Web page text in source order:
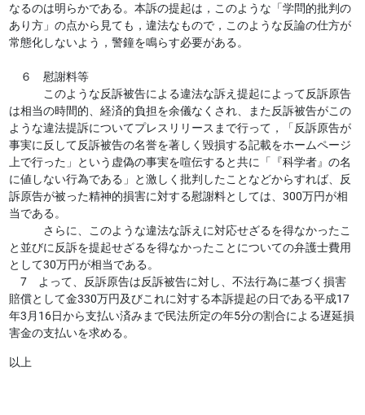
なるのは明らかである。本訴の提起は，このような「学問的批判の
あり方」の点から見ても，違法なもので，このような反論の仕方が
常態化しないよう，警鐘を鳴らす必要がある。
６ 慰謝料等
このような反訴被告による違法な訴え提起によって反訴原告
は相当の時間的、経済的負担を余儀なくされ、また反訴被告がこの
ような違法提訴についてプレスリリースまで行って，「反訴原告が
事実に反して反訴被告の名誉を著しく毀損する記載をホームページ
上で行った」という虚偽の事実を喧伝すると共に「『科学者』の名
に値しない行為である」と激しく批判したことなどからすれば、反
訴原告が被った精神的損害に対する慰謝料としては、300万円が相
当である。
さらに、このような違法な訴えに対応せざるを得なかったこ
と並びに反訴を提起せざるを得なかったことについての弁護士費用
として30万円が相当である。
7 よって、反訴原告は反訴被告に対し、不法行為に基づく損害
賠償として金330万円及びこれに対する本訴提起の日である平成17
年3月16日から支払い済みまで民法所定の年5分の割合による遅延損
害金の支払いを求める。
以上